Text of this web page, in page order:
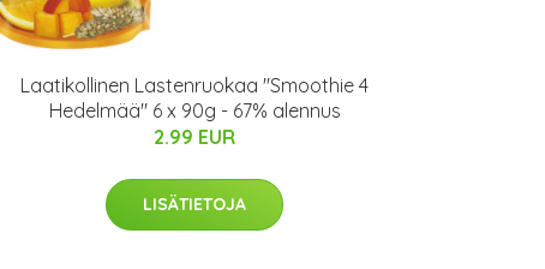
Laatikollinen Lastenruokaa "Smoothie 4
Hedelmää" 6 x 90g - 67% alennus
2.99 EUR
LISÄTIETOJA